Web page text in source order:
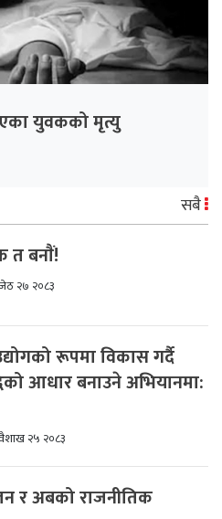
युवकको मृत्यु
सबै
त बनाैं!
२७ २०८३
रूपमा विकास गर्दै
आधार बनाउने अभियानमा:
२५ २०८३
र अबको राजनीतिक